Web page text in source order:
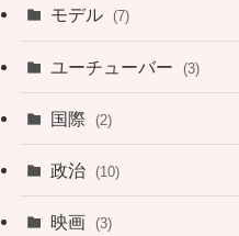
モデル (7)
ユーチューバー (3)
国際 (2)
政治 (10)
映画 (3)